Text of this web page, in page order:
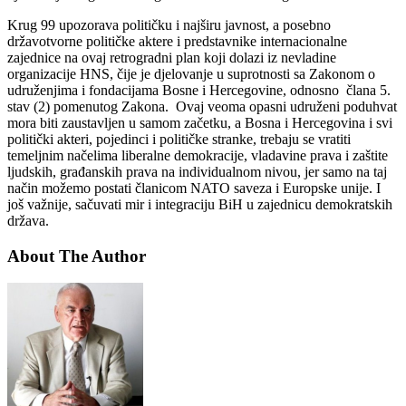
Krug 99 upozorava političku i najširu javnost, a posebno
državotvorne političke aktere i predstavnike internacionalne
zajednice na ovaj retrogradni plan koji dolazi iz nevladine
organizacije HNS, čije je djelovanje u suprotnosti sa Zakonom o
udruženjima i fondacijama Bosne i Hercegovine, odnosno člana 5.
stav (2) pomenutog Zakona. Ovaj veoma opasni udruženi poduhvat
mora biti zaustavljen u samom začetku, a Bosna i Hercegovina i svi
politički akteri, pojedinci i političke stranke, trebaju se vratiti
temeljnim načelima liberalne demokracije, vladavine prava i zaštite
ljudskih, građanskih prava na individualnom nivou, jer samo na taj
način možemo postati članicom NATO saveza i Europske unije. I
još važnije, sačuvati mir i integraciju BiH u zajednicu demokratskih
država.
About The Author